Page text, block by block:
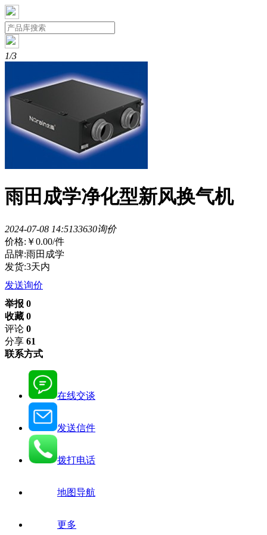
1/3
雨田成学净化型新风换气机
2024-07-08 14:5133630询价
价格: ￥0.00/件
品牌:雨田成学
发货:3天内
发送询价
举报 0
收藏 0
评论 0
分享 61
联系方式
在线交谈
发送信件
拨打电话
地图导航
更多